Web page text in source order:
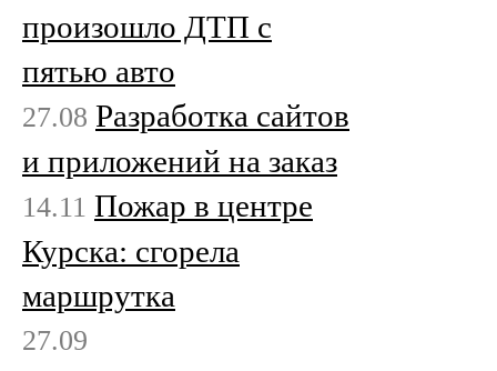
произошло ДТП с
пятью авто
27.08 Разработка сайтов
и приложений на заказ
14.11 Пожар в центре
Курска: сгорела
маршрутка
27.09